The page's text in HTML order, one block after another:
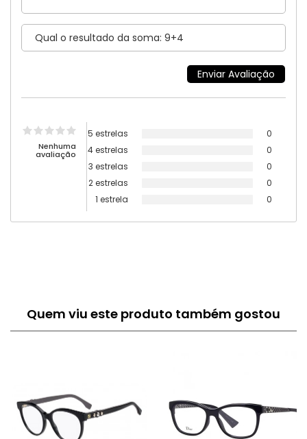
Nenhuma
avaliação
5 estrelas
0
4 estrelas
0
3 estrelas
0
2 estrelas
0
1 estrela
0
Quem viu este produto também gostou